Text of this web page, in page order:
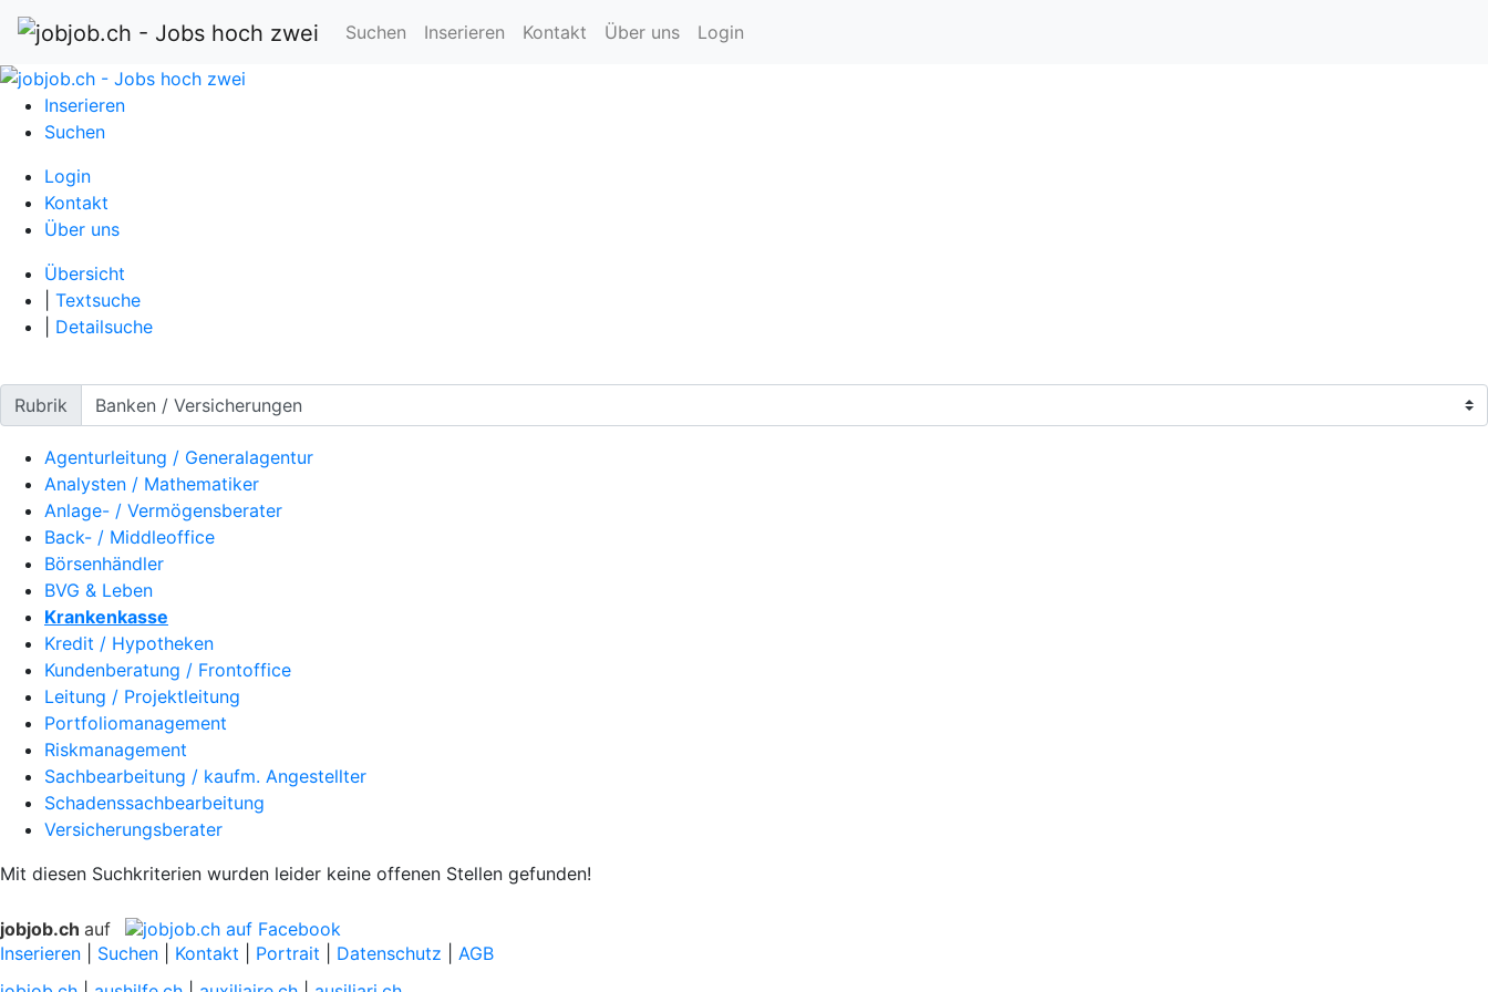
Suchen Inserieren Kontakt Über uns Login
Inserieren
Suchen
Login
Kontakt
Über uns
Übersicht
Textsuche
Detailsuche
Rubrik
Agenturleitung / Generalagentur
Analysten / Mathematiker
Anlage- / Vermögensberater
Back- / Middleoffice
Börsenhändler
BVG & Leben
Krankenkasse
Kredit / Hypotheken
Kundenberatung / Frontoffice
Leitung / Projektleitung
Portfoliomanagement
Riskmanagement
Sachbearbeitung / kaufm. Angestellter
Schadenssachbearbeitung
Versicherungsberater
Mit diesen Suchkriterien wurden leider keine offenen Stellen gefunden!
jobjob.ch auf
Inserieren
Suchen Kontakt Portrait Datenschutz
AGB